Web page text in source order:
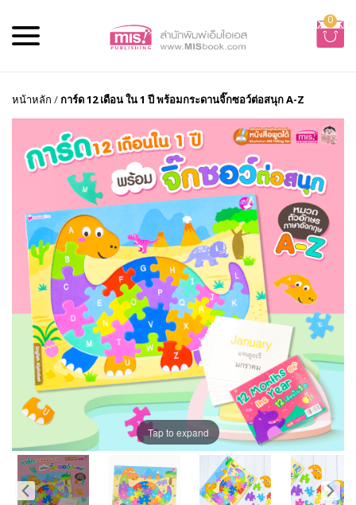
0
หน้าหลัก /การ์ด 12 เดือน ใน 1 ปี พร้อมกระดานจิ๊กซอว์ต่อสนุก A-Z
Tap to expand